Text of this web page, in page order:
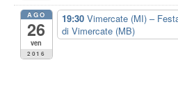
AGO
26
ven
2016
19:30 Vimercate (MI) –
di Vimercate (MB)